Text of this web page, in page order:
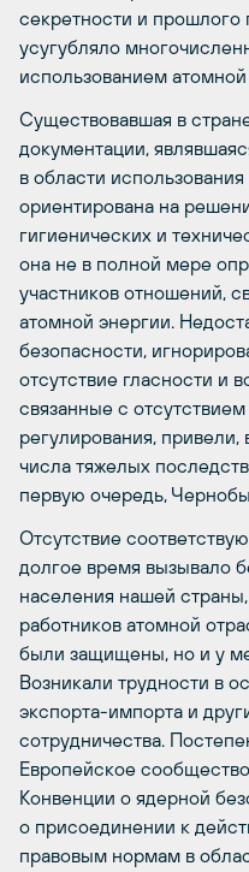
секретности и прошлого
усугубляло
использованием
Существовавшая в
документации,
в области
ориентирована на
гигиенических и
она не в полной мере
участников отношений,
атомной энергии.
безопасности,
отсутствие гласности и
связанные с
регулирования,
числа тяжелых
первую очередь,
Отсутствие
долгое время вызывало
населения нашей
работников атомной
были защищены, но и у
Возникали трудности в
экспорта-импорта и
сотрудничества.
Европейское
Конвенции о ядерной
о присоединении к
правовым нормам в